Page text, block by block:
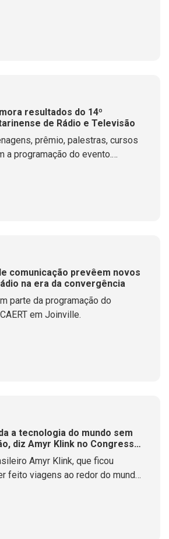
também destacou a
resultados do 14º
de Rádio e Televisão
prêmio, palestras, cursos
a programação do evento.
de radiodifusores.
comunicação prevêem novos
na era da convergência
parte da programação do
em Joinville.
a tecnologia do mundo sem
diz Amyr Klink no Congresso
Amyr Klink, que ficou
feito viagens ao redor do mundo,
ao Ártico, encerrou a série de